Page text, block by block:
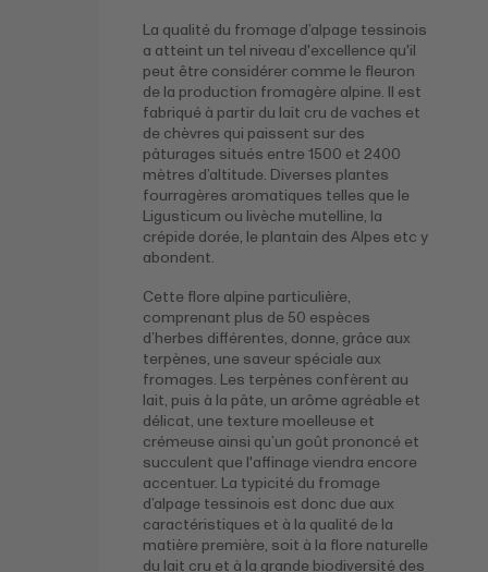
La qualité du fromage d’alpage tessinois
a atteint un tel niveau d'excellence qu'il
peut être considérer comme le fleuron
de la production fromagère alpine. Il est
fabriqué à partir du lait cru de vaches et
de chèvres qui paissent sur des
pâturages situés entre 1500 et 2400
mètres d’altitude. Diverses plantes
fourragères aromatiques telles que le
Ligusticum ou livèche mutelline, la
crépide dorée, le plantain des Alpes etc y
abondent.
Cette flore alpine particulière,
comprenant plus de 50 espèces
d’herbes différentes, donne, grâce aux
terpènes, une saveur spéciale aux
fromages. Les terpènes confèrent au
lait, puis à la pâte, un arôme agréable et
délicat, une texture moelleuse et
crémeuse ainsi qu’un goût prononcé et
succulent que l'affinage viendra encore
accentuer. La typicité du fromage
d’alpage tessinois est donc due aux
caractéristiques et à la qualité de la
matière première, soit à la flore naturelle
du lait cru et à la grande biodiversité des